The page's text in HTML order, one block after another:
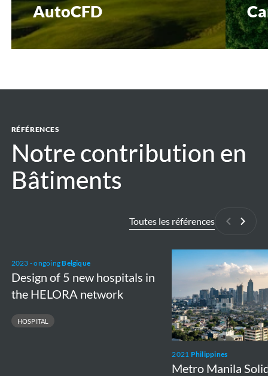
AutoCFD
RÉFÉRENCES
Notre contribution en
Bâtiments
Notre contribution en
Bâtiments
Toutes les références
2023 - ongoingBelgique
Design of 5 new hospitals in
the HELORA network
HOSPITAL
of
5
hospitals
2021 Philippines
Metro Manila
Metro
Waste
Management
Master
Plan